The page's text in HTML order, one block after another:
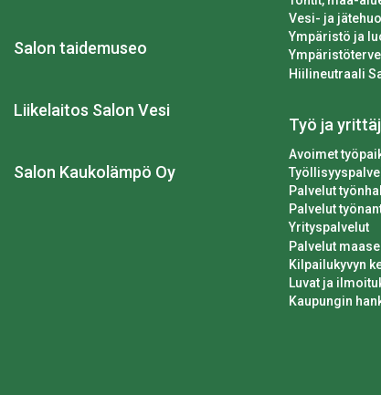
Salon taidemuseo
Liikelaitos Salon Vesi
Salon Kaukolämpö Oy
Vesi- ja
Ympäristö ja
Hiilineutraali
Työ ja
Avoimet
Palvelut
Palvelut
Yrityspalvelut
Palvelut
Kilpailukyvyn
Luvat ja
Kaupungin